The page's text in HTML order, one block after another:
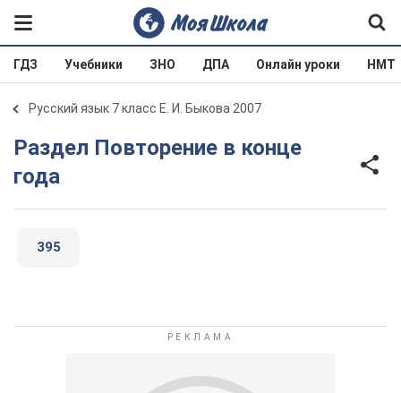
ГДЗ Учебники ЗНО ДПА Онлайн уроки НМТ
Русский язык 7 класс Е. И. Быкова 2007
Раздел Повторение в конце
года
395